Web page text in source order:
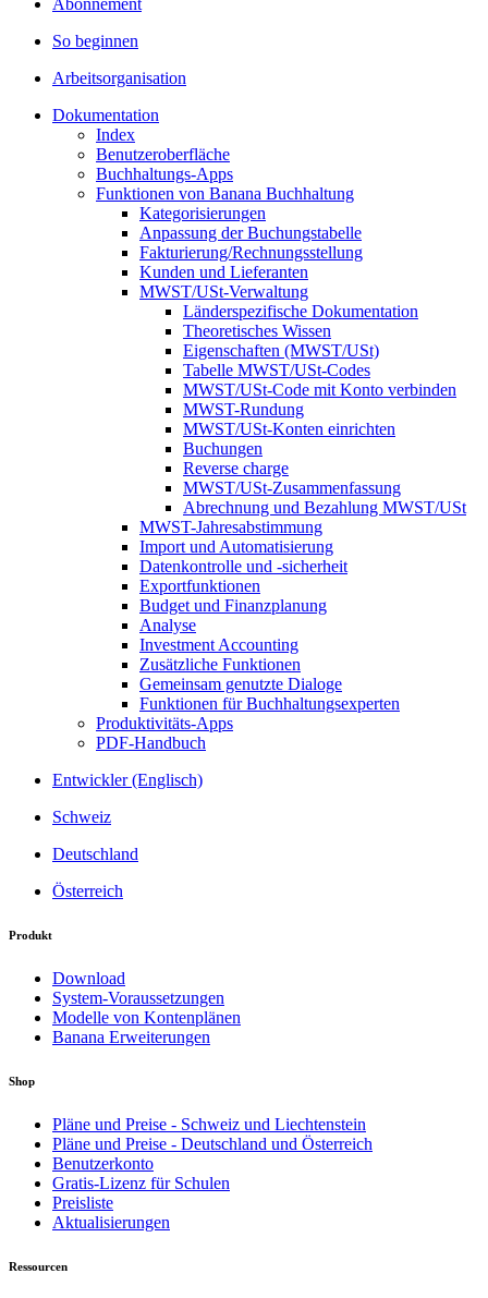
Abonnement
So beginnen
Arbeitsorganisation
Dokumentation
Index
Benutzeroberfläche
Buchhaltungs-Apps
Funktionen von Banana Buchhaltung
Kategorisierungen
Anpassung der Buchungstabelle
Fakturierung/Rechnungsstellung
Kunden und Lieferanten
MWST/USt-Verwaltung
Länderspezifische Dokumentation
Theoretisches Wissen
Eigenschaften (MWST/USt)
Tabelle MWST/USt-Codes
MWST/USt-Code mit Konto verbinden
MWST-Rundung
MWST/USt-Konten einrichten
Buchungen
Reverse charge
MWST/USt-Zusammenfassung
Abrechnung und Bezahlung MWST/USt
MWST-Jahresabstimmung
Import und Automatisierung
Datenkontrolle und -sicherheit
Exportfunktionen
Budget und Finanzplanung
Analyse
Investment Accounting
Zusätzliche Funktionen
Gemeinsam genutzte Dialoge
Funktionen für Buchhaltungsexperten
Produktivitäts-Apps
PDF-Handbuch
Entwickler (Englisch)
Schweiz
Deutschland
Österreich
Produkt
Download
System-Voraussetzungen
Modelle von Kontenplänen
Banana Erweiterungen
Shop
Pläne und Preise - Schweiz und Liechtenstein
Pläne und Preise - Deutschland und Österreich
Benutzerkonto
Gratis-Lizenz für Schulen
Preisliste
Aktualisierungen
Ressourcen